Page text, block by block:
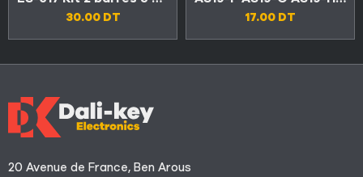
30.00 DT
17.00 DT
20 Avenue de France, Ben Arous